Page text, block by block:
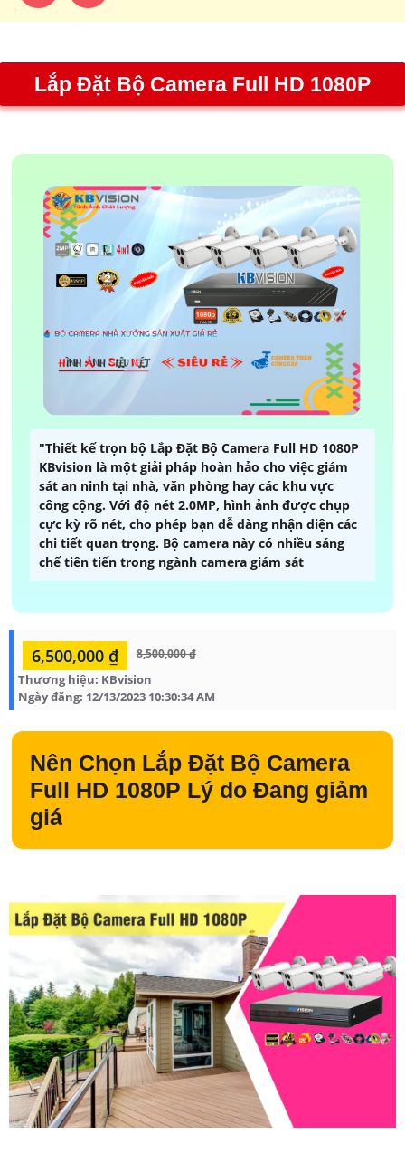
Lắp Đặt Bộ Camera Full HD 1080P
"Thiết kế trọn bộ Lắp Đặt Bộ Camera Full HD 1080P
KBvision là một giải pháp hoàn hảo cho việc giám
sát an ninh tại nhà, văn phòng hay các khu vực
công cộng. Với độ nét 2.0MP, hình ảnh được chụp
cực kỳ rõ nét, cho phép bạn dễ dàng nhận diện các
chi tiết quan trọng. Bộ camera này có nhiều sáng
chế tiên tiến trong ngành camera giám sát
6,500,000 ₫ 8,500,000 ₫
Thương hiệu: KBvision
Ngày đăng: 12/13/2023 10:30:34 AM
Nên Chọn Lắp Đặt Bộ Camera
Full HD 1080P Lý do Đang giảm
giá